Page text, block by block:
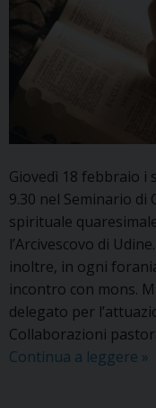
Giovedì 18 febbraio i
9.30 nel Seminario
spirituale
l’Arcivescovo di
inoltre, in ogni
incontro con mons.
delegato per
Collaborazioni
Continua a leggere »